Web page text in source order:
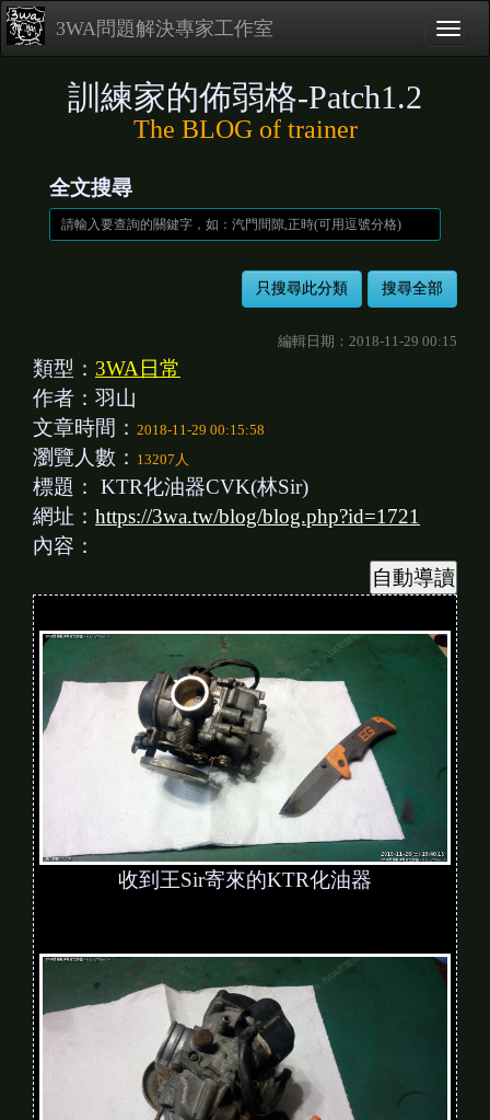
3WA問題解決專家工作室
訓練家的佈弱格-Patch1.2
The BLOG of trainer
全文搜尋
編輯日期：2018-11-29 00:15
類型： 3WA日常
作者：羽山
文章時間： 2018-11-29 00:15:58
瀏覽人數： 13207人
標題： KTR化油器CVK(林Sir)
網址： https://3wa.tw/blog/blog.php?id=1721
內容：
收到王Sir寄來的KTR化油器